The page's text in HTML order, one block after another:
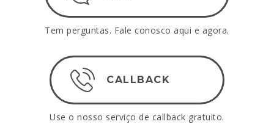
Tem perguntas. Fale conosco aqui e agora.
CALLBACK
Use o nosso serviço de callback gratuito.